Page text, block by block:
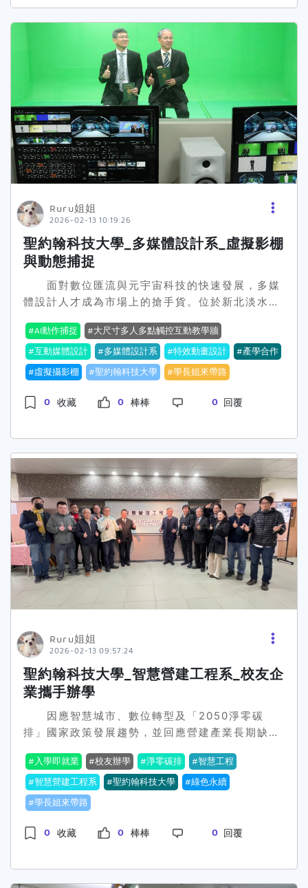
部宣傳品及新聞稿等媒體。並包括但不限於發表或
轉載於各類合作網站。五、發文圖片需為作者本人
或經授權發表，不得翻拍、剽竊或抄襲。六、通過
審核的文章，將於7月15日後開始以官方LINE帳號
方式通知會員審核通過文章數，以及發送勞務報酬
單。請獲獎者於時限內回覆，方便活動單位審核或
通知您補件，然後統一發放所有獎金喔！七、依中
華民國稅法規定，得獎者若為中華民國境內居住的
個人，得獎金額(價值)超過新臺幣1,000元以上
者，需繳交身分證正反面影本供報稅使用，年度報
稅時將計入個人所得；得獎金額(價值)在新臺幣
20,000元以上者，得獎者依法需先繳交10％機會
中獎稅金，始可領獎。得獎者若非中華民國境內居
住的個人(即在中華民國境內居住未達183日者)，
不論得獎者所得的金額，須先就得獎所得扣繳20%
機會中獎稅金，始可領獎。得獎者若為未成年人
(即未滿20歲)者，應檢附戶籍謄本並提出法定代理
動之同時，即同意接受本活動之活動辦法與注意事
項之規範，如有違反，並就因此所生之損害，主辦
單位得向參加者請求損害賠償。
創Walking Tour競賽展專業】
http:pr.sju.edu.twcampusnews202512202512-
20.html 【聖約翰科大休觀系邀醒吾高中 沉浸式
體驗精品咖啡課程】
http:pr.sju.edu.twcampusnews202601202601-
11.html
照護」與「健康促進」為教學雙引擎，致力於培育
全方位的銀髮產業專才。系上擁有國家勞動部認證
的「照顧服務員術科檢定考場」，學生在校期間即
可「原地練習、原地考照」，免去舟車勞頓與適應
陌生場地的壓力，大幅提升證照通過率。此外，學
校更斥資打造全新「智慧實作教室」，引進先進的
AI照護輔具與健康管理系統，讓學生不僅學習傳統
的照護技巧，更能掌握科技輔助照護的最新趨勢，
從預防醫學到精準照護，建構完整的專業能
力。 在課程規劃上，樂齡系強調「做中學、學
中做」的實務精神。透過與雙北地區多家優質長照
機構、日照中心及健康產業的深度產學合作，學生
在學期間就能進入職場場域實習，累積寶貴的實戰
經驗。畢業後不僅能擔任照顧服務員、居家服務督
導，更能晉升為個案管理師，甚至投入銀髮樂活產
業的活動企劃與經營管理，職涯發展如同倒吃甘
蔗，前景看好。 聖約翰科大擁有得天獨厚的優
美校園與便捷交通，是涵養心性與鑽研學問的最佳
的看護，而是具備溫度與智慧的陪伴者。聖約翰樂
齡系以優渥的獎助學金與完善的教學設備，張開雙
臂歡迎有志青年加入，讓我們攜手「深耕銀髮福
田，共創樂齡春天」，在這個充滿溫度的產業中，
成就屬於自己的一片天。 【打造溫暖照護環境 聖
原地考試考訓合一】
http:pr.sju.edu.twcampusnews201901201901-
06.html 【樂齡福祉與健康促進系】
http:scsb.sju.edu.tw
Ruru姐姐
2026-02-13 10:19:26
聖約翰科技大學_多媒體設計系_虛擬影棚
與動態捕捉
面對數位匯流與元宇宙科技的快速發展，多媒
體設計人才成為市場上的搶手貨。位於新北淡水的
培育人才的決心，115學年度入學新生將享有「4
年比照國立科技大學收費」的超優福利，並提供4
年全額免住宿費及每年新臺幣3.5萬元的生活津
貼。校方期盼透過實質的經濟支持，讓學生能無後
顧之憂地投入學習，在「匠心獨運、師徒傳承」的
學」與「資訊科技」為兩大核心，課程規劃緊扣業
界脈動。系上不惜重資建置「特效動畫設計實驗
室」及「互動媒體設計實驗室」，引進與業界同步
的AI動作捕捉設備、虛擬攝影棚及大尺寸多人多點
觸控互動教學牆。學生在校期間即可接觸最先進的
軟硬體，將天馬行空的創意轉化為實際的數位作
品，從靜態平面設計跨越到動態影音特效，全面提
升跨領域的整合能力。 為了落實「學用合一」
的教育理念，聖約翰科大積極拓展產學合作版圖，
目前已與華訊集團、中華龍網等知名企業建立緊密
僅能提早接觸職場生態，更能累積實戰經驗。無論
是未來想從事多媒體動畫、網頁設計，或是投身創
業網紅、視覺特效領域，都能與產業界無縫接軌，
畢業即具備即戰力。 值得一提的是，聖約翰科
大校園環境優美，兼具豐富的自然景觀與文化資
產，是激發創作靈感的絕佳場域。校方強調，學校
不僅是知識的殿堂，更是學生夢想的起飛點，透過
期盼吸引更多對設計有熱情、對未來有憧憬的青年
學子加入，共同在數位的世界裡揮灑色彩，成就非
凡。 【聖約翰科大多媒體設計系】
http:md.sju.edu.twhomepage
AI動作捕捉
大尺寸多人多點觸控互動教學牆
互動媒體設計
多媒體設計系 特效動畫設計
產學合作
虛擬攝影棚
聖約翰科技大學 學長姐來帶路
0 收藏 0 棒棒 0 回覆
Ruru姐姐
2026-02-13 09:57:24
聖約翰科技大學_智慧營建工程系_校友企
業攜手辦學
因應智慧城市、數位轉型及「2050淨零碳
排」國家政策發展趨勢，並回應營建產業長期缺工
立「智慧營建工程系」，宣告學校在智慧工程與產
學共育領域邁出關鍵一步。 唐彥博校長指出，
傳統營建工程已不再侷限於土木施工，隨著
BIM（建築資訊模型）、物聯網、AI分析及機電整
合技術廣泛導入，產業急需具備跨域整合能力的人
用，培育能即時投入產業的實務型工程專才。
入學即就業 校友辦學 淨零碳排
智慧工程
智慧營建工程系
聖約翰科技大學
綠色永續
學長姐來帶路
0 收藏 0 棒棒 0 回覆